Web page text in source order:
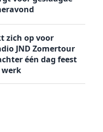
zich op voor
JND Zomertour
één dag feest